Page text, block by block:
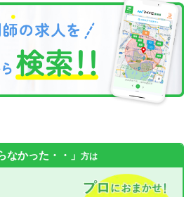
なかった・・」 方は